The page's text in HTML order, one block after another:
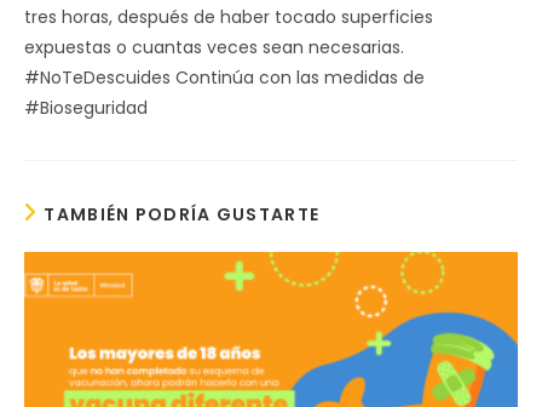
tres horas, después de haber tocado superficies
expuestas o cuantas veces sean necesarias.
#NoTeDescuides Continúa con las medidas de
#Bioseguridad
TAMBIÉN PODRÍA GUSTARTE